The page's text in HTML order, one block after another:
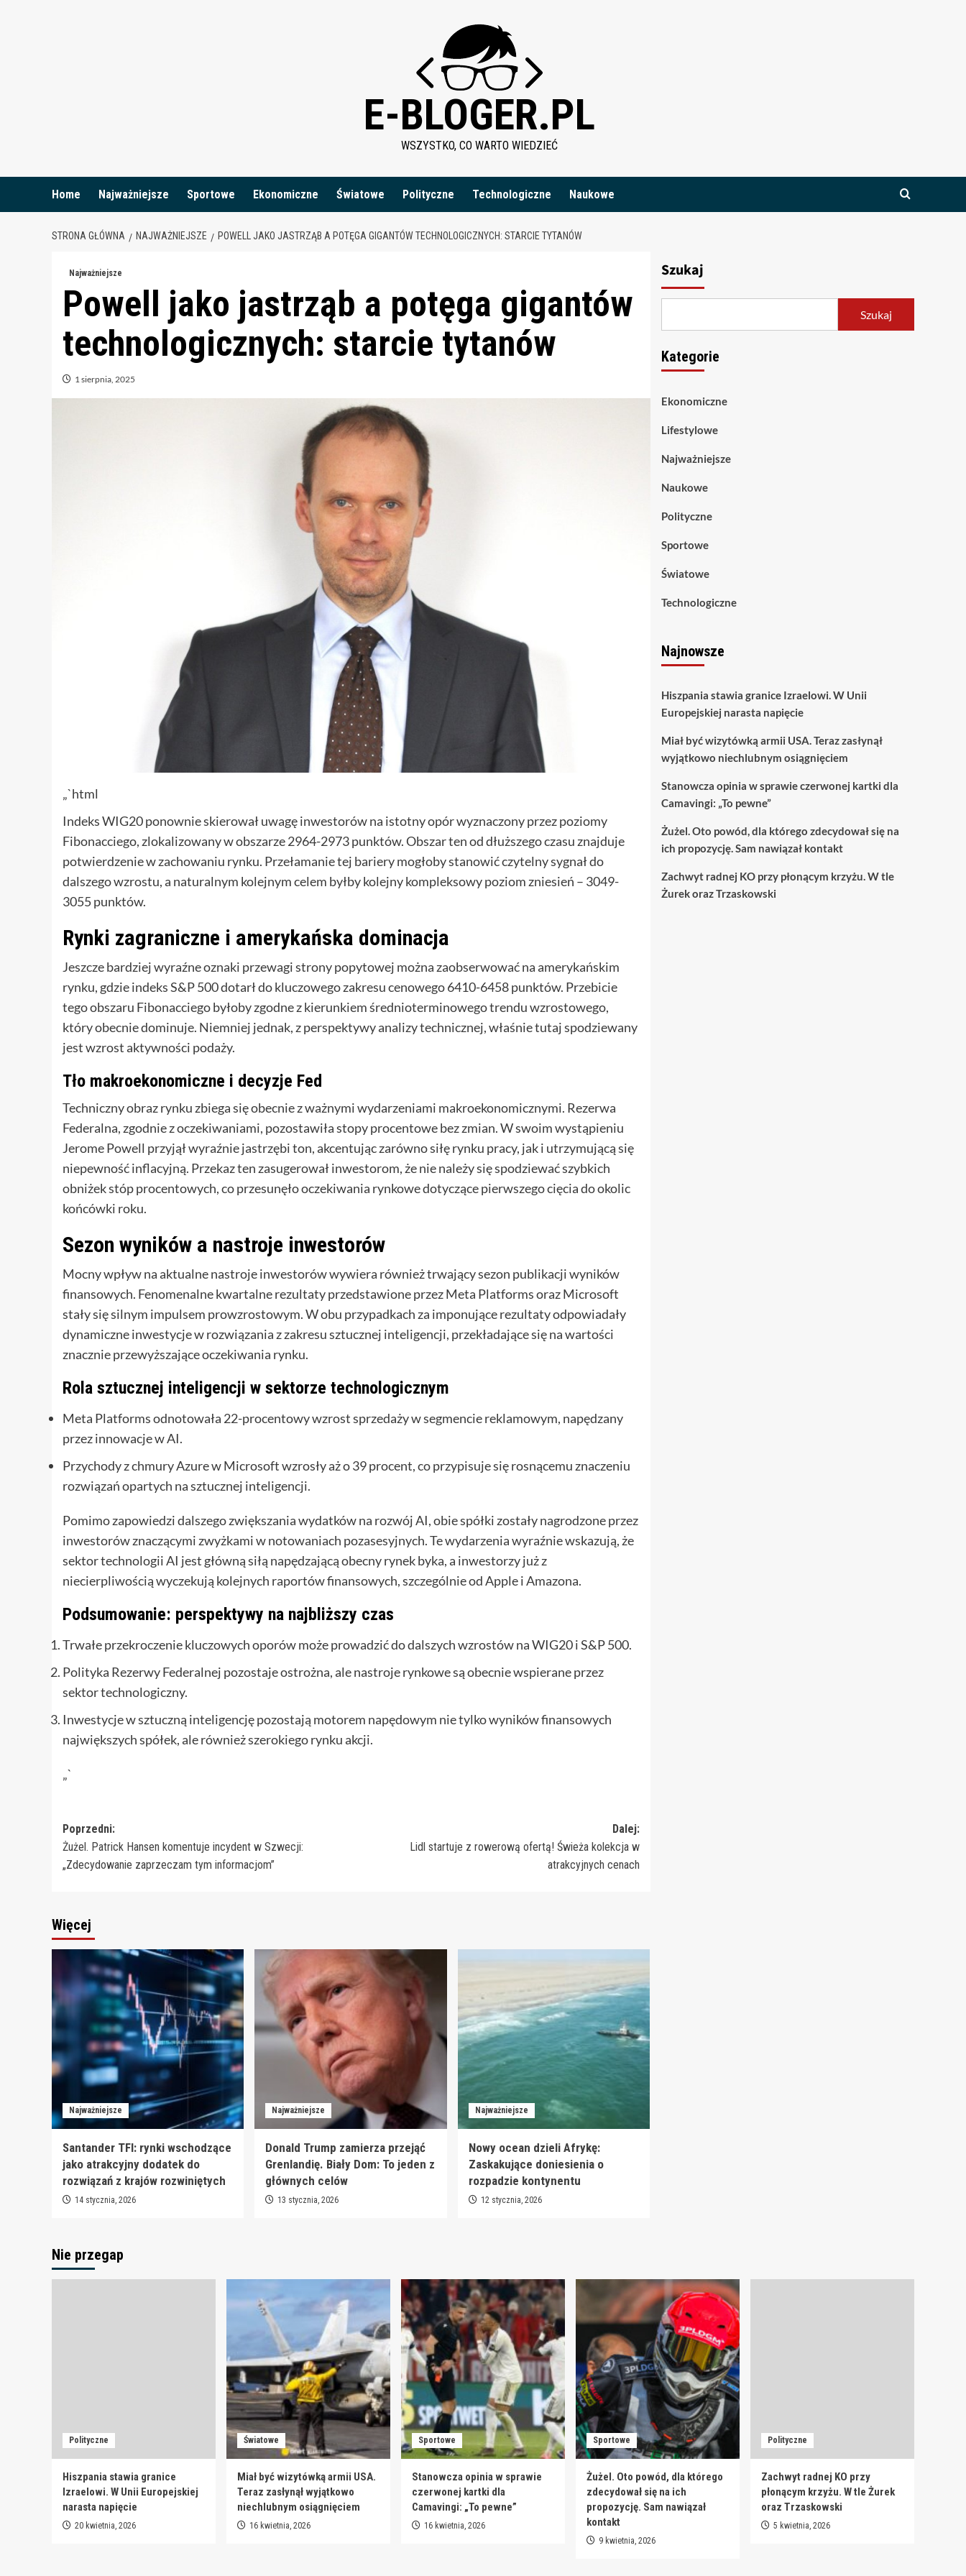
E-BLOGER.PL
WSZYSTKO, CO WARTO WIEDZIEĆ
Home Najważniejsze Sportowe Ekonomiczne Światowe Polityczne Technologiczne Naukowe
STRONA GŁÓWNA NAJWAŻNIEJSZE POWELL JAKO JASTRZĄB A POTĘGA GIGANTÓW TECHNOLOGICZNYCH: STARCIE TYTANÓW
Najważniejsze
Powell jako jastrząb a potęga gigantów
technologicznych: starcie tytanów
1 sierpnia, 2025
„`html
Indeks WIG20 ponownie skierował uwagę inwestorów na istotny opór wyznaczony przez poziomy
Fibonacciego, zlokalizowany w obszarze 2964-2973 punktów. Obszar ten od dłuższego czasu znajduje
potwierdzenie w zachowaniu rynku. Przełamanie tej bariery mogłoby stanowić czytelny sygnał do
dalszego wzrostu, a naturalnym kolejnym celem byłby kolejny kompleksowy poziom zniesień – 3049-
3055 punktów.
Rynki zagraniczne i amerykańska dominacja
Jeszcze bardziej wyraźne oznaki przewagi strony popytowej można zaobserwować na amerykańskim
rynku, gdzie indeks S&P 500 dotarł do kluczowego zakresu cenowego 6410-6458 punktów. Przebicie
tego obszaru Fibonacciego byłoby zgodne z kierunkiem średnioterminowego trendu wzrostowego,
który obecnie dominuje. Niemniej jednak, z perspektywy analizy technicznej, właśnie tutaj spodziewany
jest wzrost aktywności podaży.
Tło makroekonomiczne i decyzje Fed
Techniczny obraz rynku zbiega się obecnie z ważnymi wydarzeniami makroekonomicznymi. Rezerwa
Federalna, zgodnie z oczekiwaniami, pozostawiła stopy procentowe bez zmian. W swoim wystąpieniu
Jerome Powell przyjął wyraźnie jastrzębi ton, akcentując zarówno siłę rynku pracy, jak i utrzymującą się
niepewność inflacyjną. Przekaz ten zasugerował inwestorom, że nie należy się spodziewać szybkich
obniżek stóp procentowych, co przesunęło oczekiwania rynkowe dotyczące pierwszego cięcia do okolic
końcówki roku.
Sezon wyników a nastroje inwestorów
Mocny wpływ na aktualne nastroje inwestorów wywiera również trwający sezon publikacji wyników
finansowych. Fenomenalne kwartalne rezultaty przedstawione przez Meta Platforms oraz Microsoft
stały się silnym impulsem prowzrostowym. W obu przypadkach za imponujące rezultaty odpowiadały
dynamiczne inwestycje w rozwiązania z zakresu sztucznej inteligencji, przekładające się na wartości
znacznie przewyższające oczekiwania rynku.
Rola sztucznej inteligencji w sektorze technologicznym
Meta Platforms odnotowała 22-procentowy wzrost sprzedaży w segmencie reklamowym, napędzany
przez innowacje w AI.
Przychody z chmury Azure w Microsoft wzrosły aż o 39 procent, co przypisuje się rosnącemu znaczeniu
rozwiązań opartych na sztucznej inteligencji.
Pomimo zapowiedzi dalszego zwiększania wydatków na rozwój AI, obie spółki zostały nagrodzone przez
inwestorów znaczącymi zwyżkami w notowaniach pozasesyjnych. Te wydarzenia wyraźnie wskazują, że
sektor technologii AI jest główną siłą napędzającą obecny rynek byka, a inwestorzy już z
niecierpliwością wyczekują kolejnych raportów finansowych, szczególnie od Apple i Amazona.
Podsumowanie: perspektywy na najbliższy czas
Trwałe przekroczenie kluczowych oporów może prowadzić do dalszych wzrostów na WIG20 i S&P 500.
Polityka Rezerwy Federalnej pozostaje ostrożna, ale nastroje rynkowe są obecnie wspierane przez
sektor technologiczny.
Inwestycje w sztuczną inteligencję pozostają motorem napędowym nie tylko wyników finansowych
największych spółek, ale również szerokiego rynku akcji.
„`
Zobacz
wpisy
Poprzedni:
Żużel. Patrick Hansen komentuje incydent w Szwecji:
„Zdecydowanie zaprzeczam tym informacjom”
Dalej:
Lidl startuje z rowerową ofertą! Świeża kolekcja w
atrakcyjnych cenach
Więcej
Najważniejsze
Santander TFI: rynki wschodzące
jako atrakcyjny dodatek do
rozwiązań z krajów rozwiniętych
14 stycznia, 2026
Najważniejsze
Donald Trump zamierza przejąć
Grenlandię. Biały Dom: To jeden z
głównych celów
13 stycznia, 2026
Najważniejsze
Nowy ocean dzieli Afrykę:
Zaskakujące doniesienia o
rozpadzie kontynentu
12 stycznia, 2026
Szukaj
Szukaj
Kategorie
Ekonomiczne
Lifestylowe
Najważniejsze
Naukowe
Polityczne
Sportowe
Światowe
Technologiczne
Najnowsze
Hiszpania stawia granice Izraelowi. W Unii
Europejskiej narasta napięcie
Miał być wizytówką armii USA. Teraz zasłynął
wyjątkowo niechlubnym osiągnięciem
Stanowcza opinia w sprawie czerwonej kartki dla
Camavingi: „To pewne”
Żużel. Oto powód, dla którego zdecydował się na
ich propozycję. Sam nawiązał kontakt
Zachwyt radnej KO przy płonącym krzyżu. W tle
Żurek oraz Trzaskowski
Nie przegap
Polityczne
Hiszpania stawia granice
Izraelowi. W Unii Europejskiej
narasta napięcie
20 kwietnia, 2026
Światowe
Miał być wizytówką armii USA.
Teraz zasłynął wyjątkowo
niechlubnym osiągnięciem
16 kwietnia, 2026
Sportowe
Stanowcza opinia w sprawie
czerwonej kartki dla
Camavingi: „To pewne”
16 kwietnia, 2026
Sportowe
Żużel. Oto powód, dla którego
zdecydował się na ich
propozycję. Sam nawiązał
kontakt
9 kwietnia, 2026
Polityczne
Zachwyt radnej KO przy
płonącym krzyżu. W tle Żurek
oraz Trzaskowski
5 kwietnia, 2026